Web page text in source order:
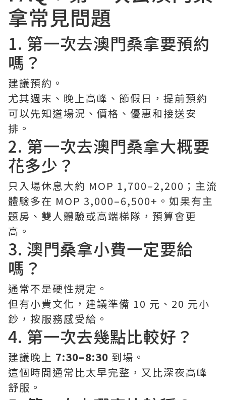
拿常見問題
1. 第一次去澳門桑拿要預約
嗎？
建議預約。
尤其週末、晚上高峰、節假日，提前預約
可以先知道場況、價格、優惠和接送安
排。
2. 第一次去澳門桑拿大概要
花多少？
只入場休息大約 MOP 1,700–2,200；主流
體驗多在 MOP 3,000–6,500+。如果有主
題房、雙人體驗或高端梯隊，預算會更
高。
3. 澳門桑拿小費一定要給
嗎？
通常不是硬性規定。
但有小費文化，建議準備 10 元、20 元小
鈔，按服務感受給。
4. 第一次去幾點比較好？
建議晚上 7:30–8:30 到場。
這個時間通常比太早完整，又比深夜高峰
舒服。